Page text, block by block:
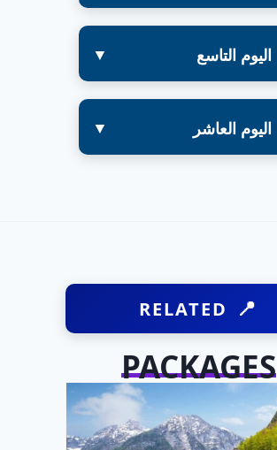
اليوم التاسع
اليوم العاشر
RELATED
PACKAGES